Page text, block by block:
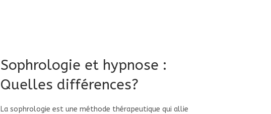
Sophrologie et hypnose :
Quelles différences?
La sophrologie est une méthode thérapeutique qui allie